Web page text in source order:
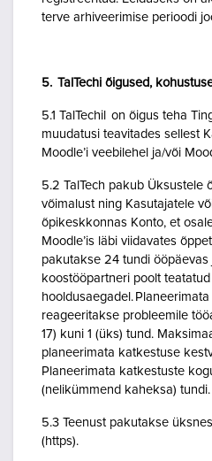
terve arhiveerimise perioodi
5. TalTechi õigused,
5.1 TalTechil on õigus teha
muudatusi teavitades sellest
Moodle’i veebilehel ja/või
5.2 TalTech pakub Üksustele
võimalust ning Kasutajatele
õpikeskkonnas Konto, et
Moodle’is läbi viidavates
pakutakse 24 tundi ööpäevas
koostööpartneri poolt teatatud
hooldusaegadel.
reageeritakse probleemile
17) kuni 1 (üks) tund.
planeerimata katkestuse
Planeerimata katkestuste
(nelikümmend kaheksa) tundi.
5.3 Teenust pakutakse
(https).